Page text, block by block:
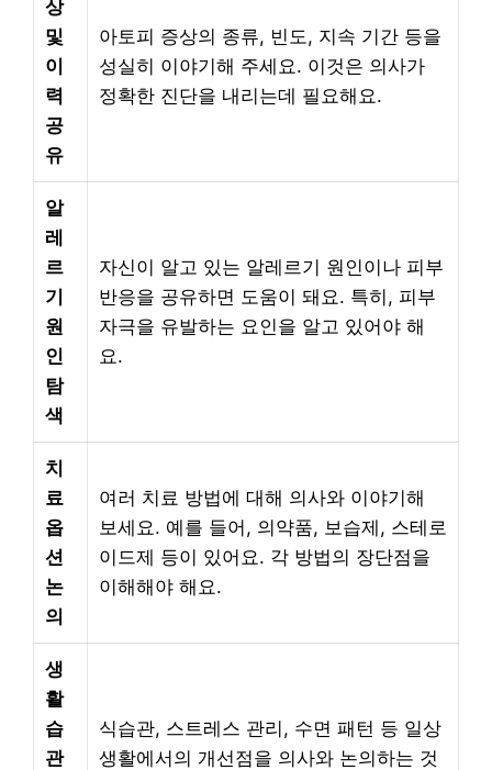
상
및
이
력
공
유
아토피 증상의 종류, 빈도, 지속 기간 등을
성실히 이야기해 주세요. 이것은 의사가
정확한 진단을 내리는데 필요해요.
알
레
르
기
원
인
탐
색
자신이 알고 있는 알레르기 원인이나 피부
반응을 공유하면 도움이 돼요. 특히, 피부
자극을 유발하는 요인을 알고 있어야 해
요.
치
료
옵
션
논
의
여러 치료 방법에 대해 의사와 이야기해
보세요. 예를 들어, 의약품, 보습제, 스테로
이드제 등이 있어요. 각 방법의 장단점을
이해해야 해요.
생
활
습
관
식습관, 스트레스 관리, 수면 패턴 등 일상
생활에서의 개선점을 의사와 논의하는 것